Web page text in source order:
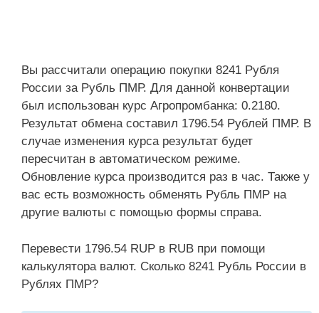
Вы рассчитали операцию покупки 8241 Рубля
России за Рубль ПМР. Для данной конвертации
был использован курс Агропромбанка: 0.2180.
Результат обмена составил 1796.54 Рублей ПМР. В
случае изменения курса результат будет
пересчитан в автоматическом режиме.
Обновление курса производится раз в час. Также у
вас есть возможность обменять Рубль ПМР на
другие валюты с помощью формы справа.
Перевести 1796.54 RUP в RUB при помощи
калькулятора валют. Сколько 8241 Рубль России в
Рублях ПМР?